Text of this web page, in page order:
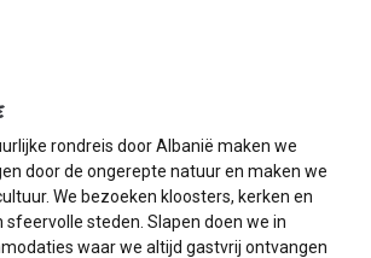
rondreis door Albanië maken we
door de ongerepte natuur en maken we
We bezoeken kloosters, kerken en
sfeervolle steden. Slapen doen we in
waar we altijd gastvrij ontvangen